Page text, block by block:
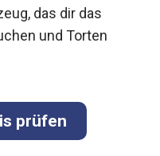
das dir das
und Torten
prüfen